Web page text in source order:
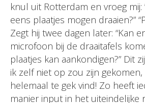
knul uit Rotterdam en vroeg mij:
eens plaatjes mogen draaien?”
Zegt hij twee dagen later: “Kan
microfoon bij de draaitafels
plaatjes kan aankondigen?” Dit
ik zelf niet op zou zijn gekomen,
helemaal te gek vind! Zo heeft
manier input in het uiteindelijke